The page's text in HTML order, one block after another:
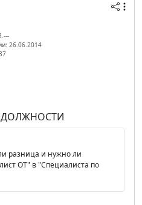
26.06.2014
ДОЛЖНОСТИ
разница и нужно ли
ОТ" в "Специалиста по